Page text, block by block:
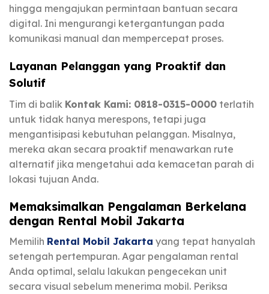
hingga mengajukan permintaan bantuan secara
digital. Ini mengurangi ketergantungan pada
komunikasi manual dan mempercepat proses.
Layanan Pelanggan yang Proaktif dan
Solutif
Tim di balik Kontak Kami: 0818-0315-0000 terlatih
untuk tidak hanya merespons, tetapi juga
mengantisipasi kebutuhan pelanggan. Misalnya,
mereka akan secara proaktif menawarkan rute
alternatif jika mengetahui ada kemacetan parah di
lokasi tujuan Anda.
Memaksimalkan Pengalaman Berkelana
dengan Rental Mobil Jakarta
Memilih Rental Mobil Jakarta yang tepat hanyalah
setengah pertempuran. Agar pengalaman rental
Anda optimal, selalu lakukan pengecekan unit
secara visual sebelum menerima mobil. Periksa